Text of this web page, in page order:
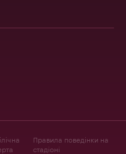
Правила поведінки на
стадіоні